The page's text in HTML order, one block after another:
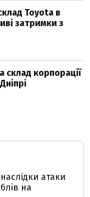
Toyota в
затримки з
склад корпорації
атаки
на